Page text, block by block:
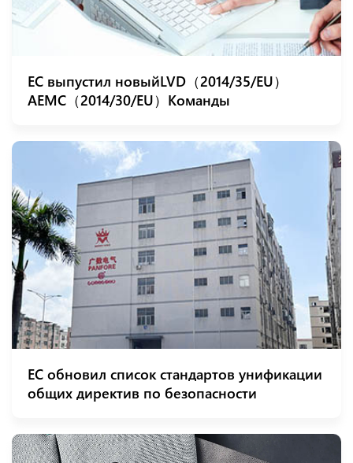
ЕС выпустил новыйLVD（2014/35/EU）
АEMC（2014/30/EU）Команды
ЕС обновил список стандартов унификации
общих директив по безопасности